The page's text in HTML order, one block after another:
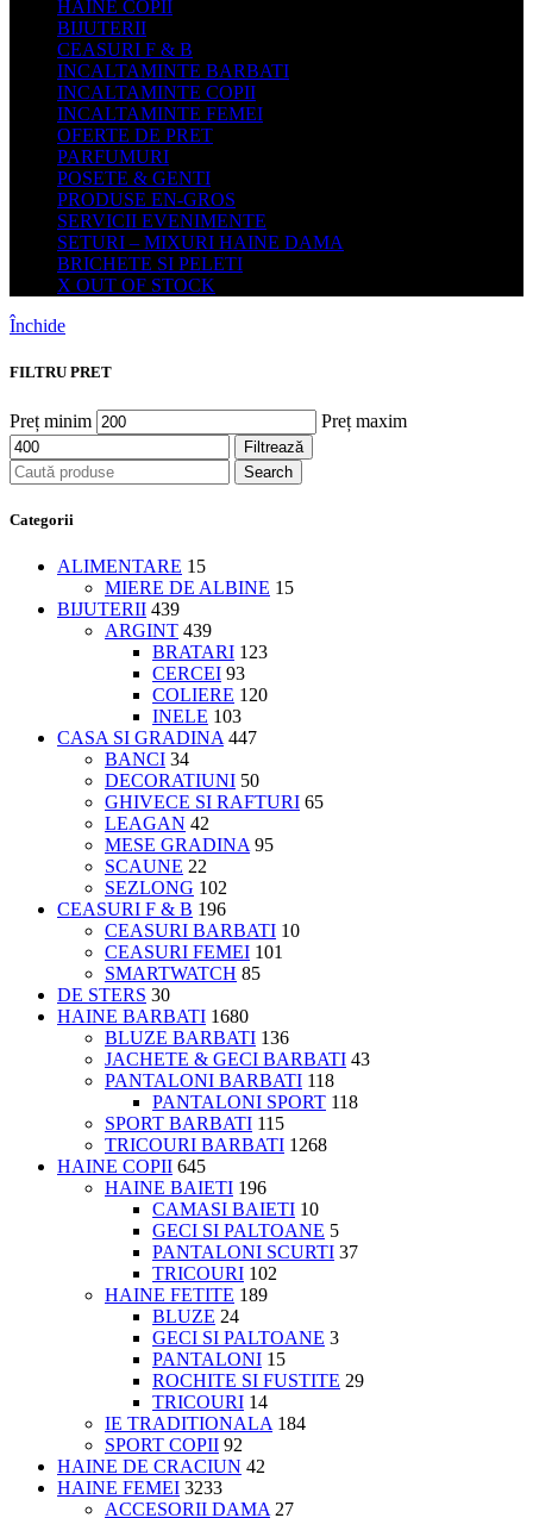
HAINE COPII
BIJUTERII
CEASURI F & B
INCALTAMINTE BARBATI
INCALTAMINTE COPII
INCALTAMINTE FEMEI
OFERTE DE PRET
PARFUMURI
POSETE & GENTI
PRODUSE EN-GROS
SERVICII EVENIMENTE
SETURI – MIXURI HAINE DAMA
BRICHETE SI PELETI
X OUT OF STOCK
Închide
FILTRU PRET
Preț minim Preț maxim
Filtrează
Search
Categorii
ALIMENTARE 15
MIERE DE ALBINE 15
BIJUTERII 439
ARGINT 439
BRATARI 123
CERCEI 93
COLIERE 120
INELE 103
CASA SI GRADINA 447
BANCI 34
DECORATIUNI 50
GHIVECE SI RAFTURI 65
LEAGAN 42
MESE GRADINA 95
SCAUNE 22
SEZLONG 102
CEASURI F & B 196
CEASURI BARBATI 10
CEASURI FEMEI 101
SMARTWATCH 85
DE STERS 30
HAINE BARBATI 1680
BLUZE BARBATI 136
JACHETE & GECI BARBATI 43
PANTALONI BARBATI 118
PANTALONI SPORT 118
SPORT BARBATI 115
TRICOURI BARBATI 1268
HAINE COPII 645
HAINE BAIETI 196
CAMASI BAIETI 10
GECI SI PALTOANE 5
PANTALONI SCURTI 37
TRICOURI 102
HAINE FETITE 189
BLUZE 24
GECI SI PALTOANE 3
PANTALONI 15
ROCHITE SI FUSTITE 29
TRICOURI 14
IE TRADITIONALA 184
SPORT COPII 92
HAINE DE CRACIUN 42
HAINE FEMEI 3233
ACCESORII DAMA 27